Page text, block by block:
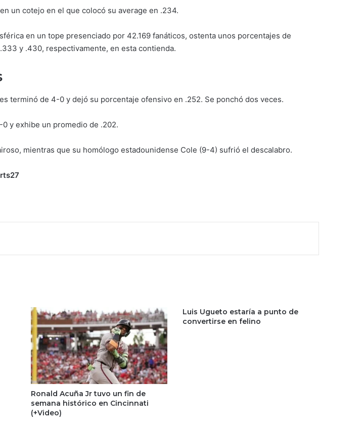
un cotejo en el que colocó su average en .234.
en un tope presenciado por 42.169 fanáticos, ostenta unos porcentajes de
y .430, respectivamente, en esta contienda.
terminó de 4-0 y dejó su porcentaje ofensivo en .252. Se ponchó dos veces.
y exhibe un promedio de .202.
mientras que su homólogo estadounidense Cole (9-4) sufrió el descalabro.
Ronald Acuña Jr tuvo un fin de
semana histórico en Cincinnati
(+Video)
Luis Ugueto estaría a punto de
convertirse en felino